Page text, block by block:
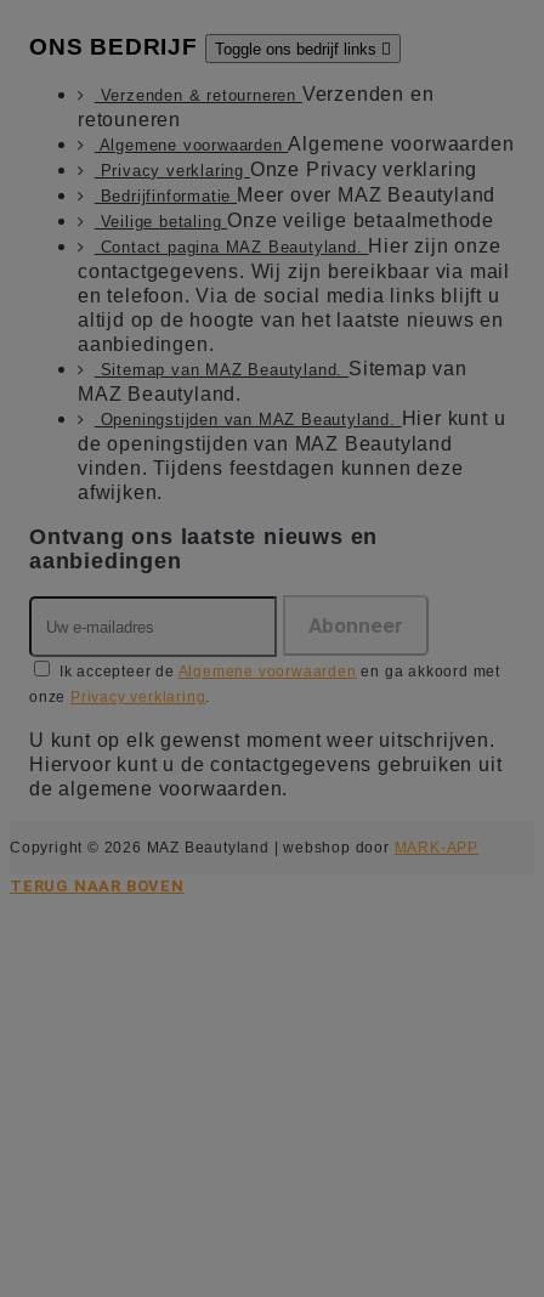
ONS BEDRIJF Toggle ons bedrijf links 
Verzenden & retourneren Verzenden en
retouneren
Algemene voorwaardenAlgemene voorwaarden
Privacy verklaring Onze Privacy verklaring
Bedrijfinformatie Meer over MAZ Beautyland
Veilige betaling Onze veilige betaalmethode
Contact pagina MAZ Beautyland.
Hier zijn onze
contactgegevens. Wij zijn bereikbaar via mail
en telefoon. Via de social media links blijft u
altijd op de hoogte van het laatste nieuws en
aanbiedingen.
Sitemap van MAZ Beautyland. Sitemap van
MAZ Beautyland.
Openingstijden van MAZ Beautyland.
Hier kunt u
de openingstijden van MAZ Beautyland
vinden. Tijdens feestdagen kunnen deze
afwijken.
Ontvang ons laatste nieuws en
aanbiedingen
Ik accepteer de Algemene voorwaarden en ga akkoord met
onze Privacy verklaring.
U kunt op elk gewenst moment weer uitschrijven.
Hiervoor kunt u de contactgegevens gebruiken uit
de algemene voorwaarden.
Copyright © 2026 MAZ Beautyland | webshop door MARK-APP
TERUG NAAR BOVEN